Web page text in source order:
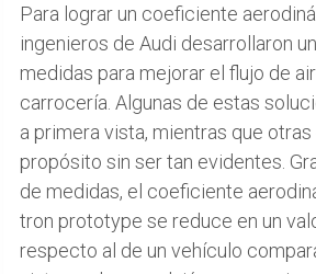
Para lograr un coeficiente
ingenieros de Audi desarrollaron
medidas para mejorar el flujo de
carrocería. Algunas de estas
a primera vista, mientras que
propósito sin ser tan evidentes.
de medidas, el coeficiente
tron prototype se reduce en un
respecto al de un vehículo